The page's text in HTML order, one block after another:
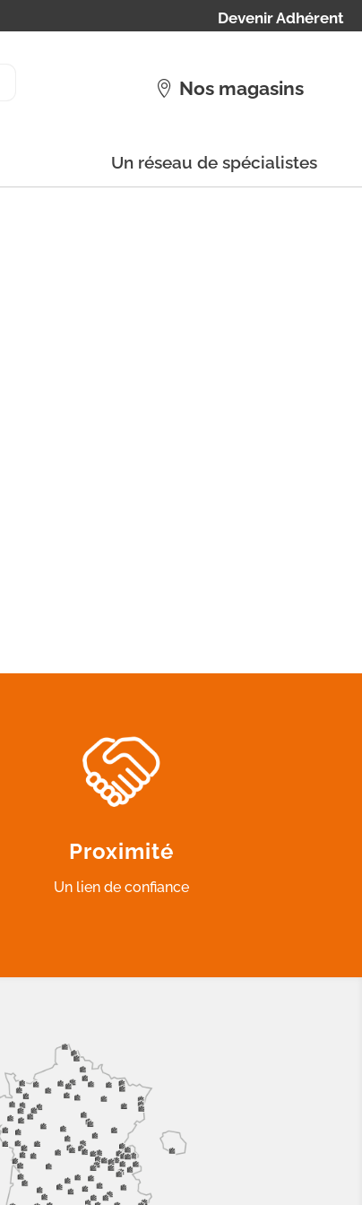
Devenir Adhérent
Nos magasins
Un réseau de spécialistes
Proximité
Un lien de confiance